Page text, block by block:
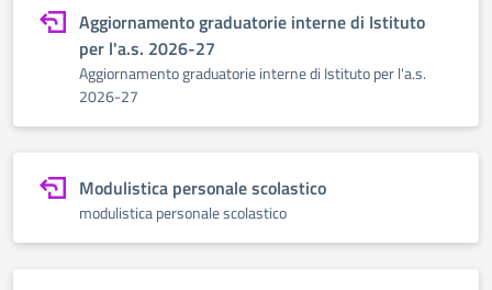
Aggiornamento graduatorie interne di Istituto
per l'a.s. 2026-27
Aggiornamento graduatorie interne di Istituto per l'a.s.
2026-27
Modulistica personale scolastico
modulistica personale scolastico